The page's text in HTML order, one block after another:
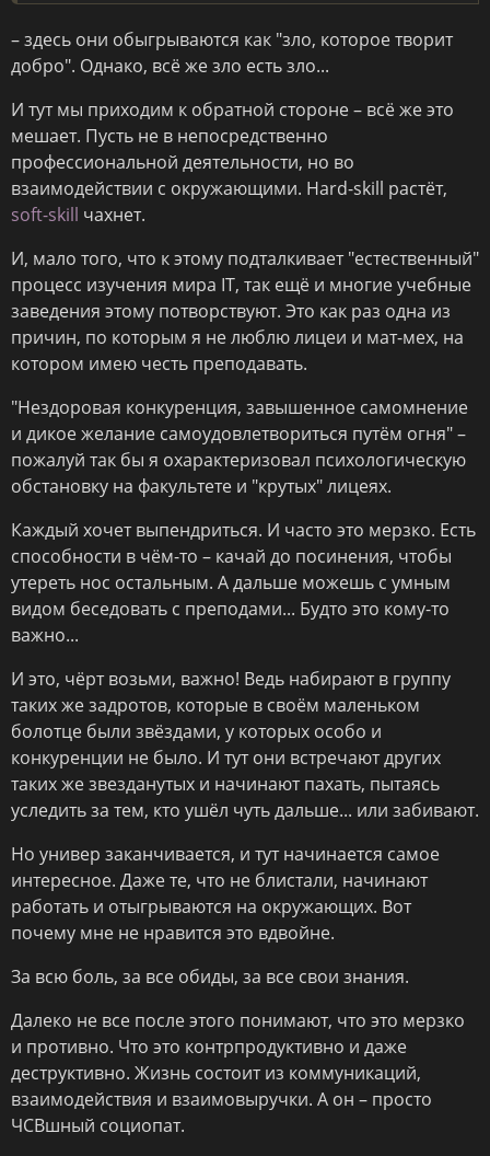
– здесь они обыгрываются как "зло, которое творит
добро". Однако, всё же зло есть зло...
И тут мы приходим к обратной стороне – всё же это
мешает. Пусть не в непосредственно
профессиональной деятельности, но во
взаимодействии с окружающими. Hard-skill растёт,
soft-skill чахнет.
И, мало того, что к этому подталкивает "естественный"
процесс изучения мира IT, так ещё и многие учебные
заведения этому потворствуют. Это как раз одна из
причин, по которым я не люблю лицеи и мат-мех, на
котором имею честь преподавать.
"Нездоровая конкуренция, завышенное самомнение
и дикое желание самоудовлетвориться путём огня" –
пожалуй так бы я охарактеризовал психологическую
обстановку на факультете и "крутых" лицеях.
Каждый хочет выпендриться. И часто это мерзко. Есть
способности в чём-то – качай до посинения, чтобы
утереть нос остальным. А дальше можешь с умным
видом беседовать с преподами... Будто это кому-то
важно...
И это, чёрт возьми, важно! Ведь набирают в группу
таких же задротов, которые в своём маленьком
болотце были звёздами, у которых особо и
конкуренции не было. И тут они встречают других
таких же звезданутых и начинают пахать, пытаясь
уследить за тем, кто ушёл чуть дальше... или забивают.
Но универ заканчивается, и тут начинается самое
интересное. Даже те, что не блистали, начинают
работать и отыгрываются на окружающих. Вот
почему мне не нравится это вдвойне.
За всю боль, за все обиды, за все свои знания.
Далеко не все после этого понимают, что это мерзко
и противно. Что это контрпродуктивно и даже
деструктивно. Жизнь состоит из коммуникаций,
взаимодействия и взаимовыручки. А он – просто
ЧСВшный социопат.